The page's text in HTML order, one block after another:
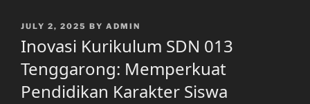
POSTED
JULY 2, 2025 BY ADMIN
Inovasi Kurikulum SDN 013
Tenggarong: Memperkuat
Pendidikan Karakter Siswa